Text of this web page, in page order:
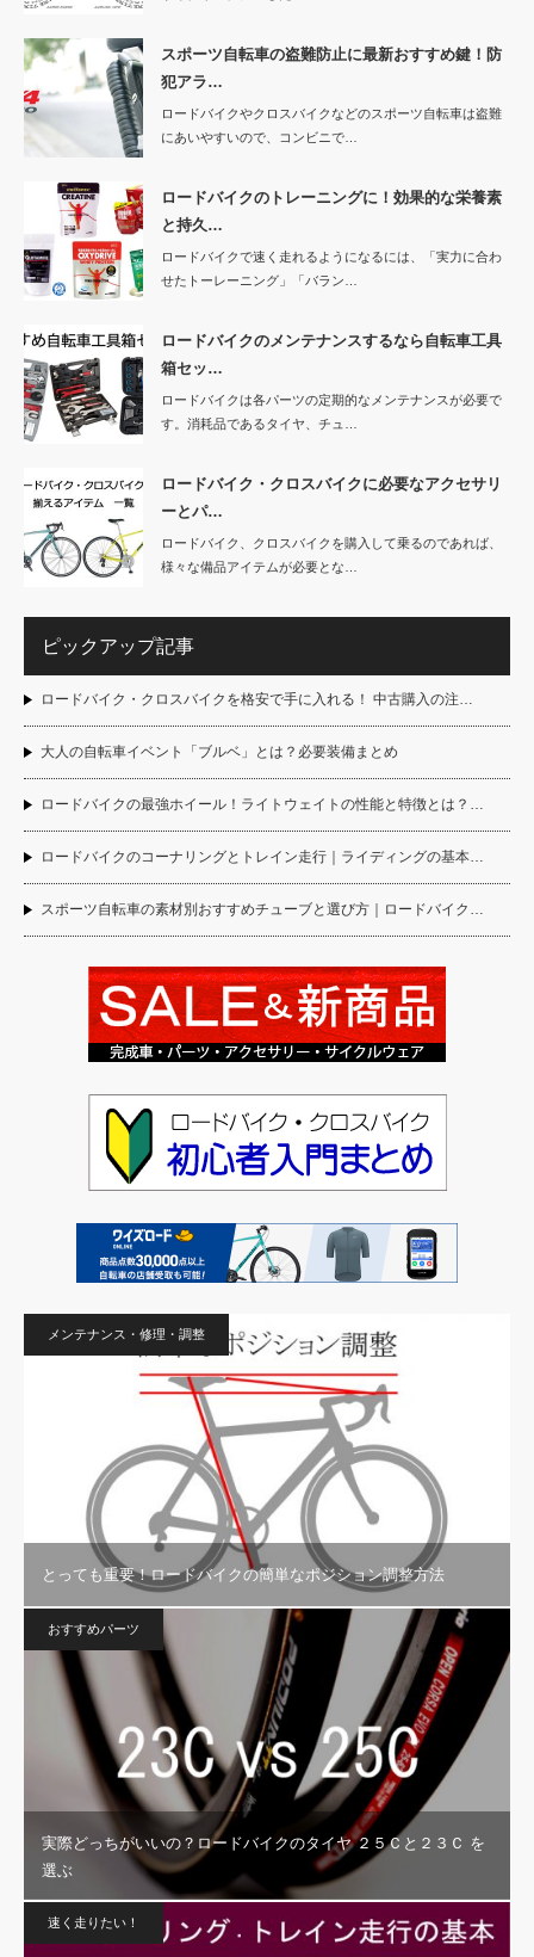
スポーツ自転車の盗難防止に最新おすすめ鍵！防
犯アラ…
ロードバイクやクロスバイクなどのスポーツ自転車は盗難
にあいやすいので、コンビニで…
ロードバイクのトレーニングに！効果的な栄養素
と持久…
ロードバイクで速く走れるようになるには、「実力に合わ
せたトーレーニング」「バラン…
ロードバイクのメンテナンスするなら自転車工具
箱セッ…
ロードバイクは各パーツの定期的なメンテナンスが必要で
す。消耗品であるタイヤ、チュ…
ロードバイク・クロスバイクに必要なアクセサリ
ーとパ…
ロードバイク、クロスバイクを購入して乗るのであれば、
様々な備品アイテムが必要とな…
ピックアップ記事
ロードバイク・クロスバイクを格安で手に入れる！ 中古購入の注…
大人の自転車イベント「ブルベ」とは？必要装備まとめ
ロードバイクの最強ホイール！ライトウェイトの性能と特徴とは？…
ロードバイクのコーナリングとトレイン走行｜ライディングの基本…
スポーツ自転車の素材別おすすめチューブと選び方｜ロードバイク…
メンテナンス・修理・調整
とっても重要！ロードバイクの簡単なポジション調整方法
おすすめパーツ
実際どっちがいいの？ロードバイクのタイヤ ２５Ｃと２３Ｃ を
選ぶ
速く走りたい！